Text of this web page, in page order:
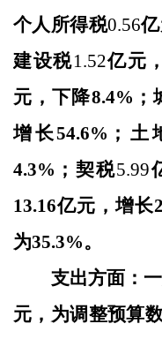
个人所得税0.56
建设税1.52亿元
元，下降8.4%；
增长54.6%；土
4.3%；契税5.99
13.16亿元，增长
为35.3%。
支出方面：
元 ，为调整预算